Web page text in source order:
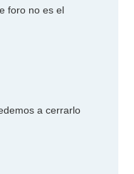
foro no es el
a cerrarlo